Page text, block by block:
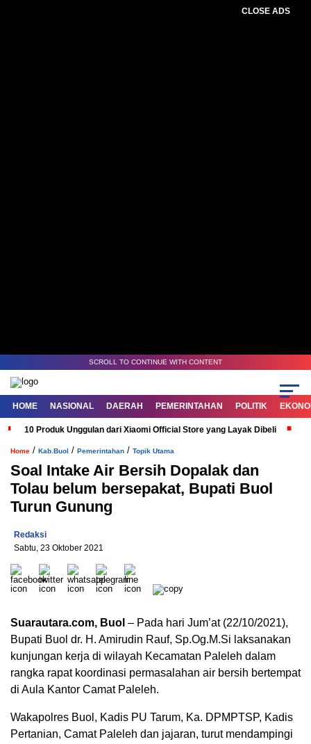
CLOSE ADS
SCROLL TO CONTINUE WITH CONTENT
HOME NASIONAL DAERAH PEMERINTAHAN POLITIK
10 Produk Unggulan dari Xiaomi Official Store yang Layak Dibeli
Home / Kab.Buol / Pemerintahan / Topik Utama
Soal Intake Air Bersih Dopalak dan
Tolau belum bersepakat, Bupati Buol
Turun Gunung
Redaksi
Sabtu, 23 Oktober 2021
Suarautara.com, Buol – Pada hari Jum’at (22/10/2021),
Bupati Buol dr. H. Amirudin Rauf, Sp.Og.M.Si laksanakan
kunjungan kerja di wilayah Kecamatan Paleleh dalam
rangka rapat koordinasi permasalahan air bersih bertempat
di Aula Kantor Camat Paleleh.
Wakapolres Buol, Kadis PU Tarum, Ka. DPMPTSP, Kadis
Pertanian, Camat Paleleh dan jajaran, turut mendampingi